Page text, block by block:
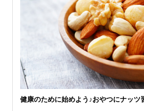
健康のために始めよう♪おやつにナッツ